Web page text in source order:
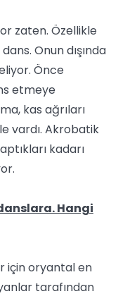
zaten. Özellikle
Onun dışında
Önce
etmeye
kas ağrıları
vardı. Akrobatik
kadarı
Hangi
için oryantal en
tarafından